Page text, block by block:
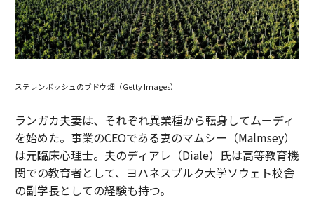
ステレンボッシュのブドウ畑（Getty Images）
ランガカ夫妻は、それぞれ異業種から転身してムーディ
を始めた。事業のCEOである妻のマムシー（Malmsey）
は元臨床心理士。夫のディアレ（Diale）氏は高等教育機
関での教育者として、ヨハネスブルク大学ソウェト校舎
の副学長としての経験も持つ。